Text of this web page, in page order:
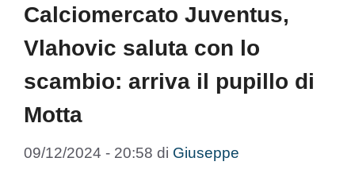
Calciomercato Juventus,
Vlahovic saluta con lo
scambio: arriva il pupillo di
Motta
09/12/2024 - 20:58 di Giuseppe